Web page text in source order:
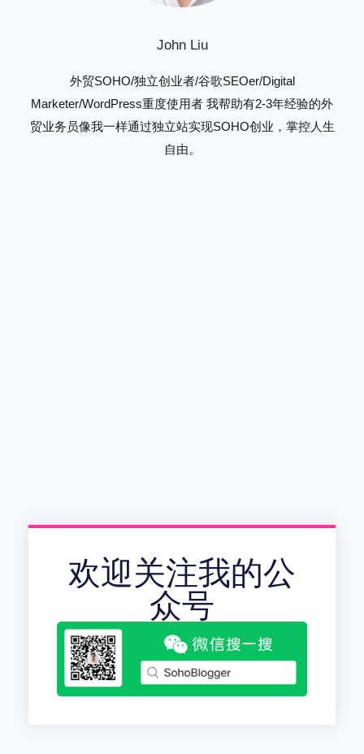
John Liu
外贸SOHO/独立创业者/谷歌SEOer/Digital
Marketer/WordPress重度使用者 我帮助有2-3年经验的外
贸业务员像我一样通过独立站实现SOHO创业，掌控人生
自由。
欢迎关注我的公
众号